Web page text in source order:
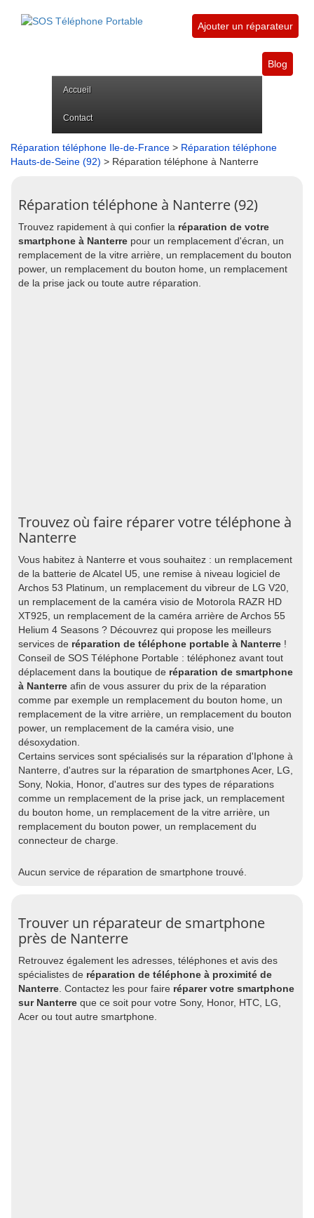
Ajouter un réparateur
Blog
Accueil
Contact
Réparation téléphone Ile-de-France > Réparation téléphone
Hauts-de-Seine (92) > Réparation téléphone à Nanterre
Réparation téléphone à Nanterre (92)
Trouvez rapidement à qui confier la réparation de votre
smartphone à Nanterre pour un remplacement d'écran, un
remplacement de la vitre arrière, un remplacement du bouton
power, un remplacement du bouton home, un remplacement
de la prise jack ou toute autre réparation.
Trouvez où faire réparer votre téléphone à
Nanterre
Vous habitez à Nanterre et vous souhaitez : un remplacement
de la batterie de Alcatel U5, une remise à niveau logiciel de
Archos 53 Platinum, un remplacement du vibreur de LG V20,
un remplacement de la caméra visio de Motorola RAZR HD
XT925, un remplacement de la caméra arrière de Archos 55
Helium 4 Seasons ? Découvrez qui propose les meilleurs
services de réparation de téléphone portable à Nanterre !
Conseil de SOS Téléphone Portable : téléphonez avant tout
déplacement dans la boutique de réparation de smartphone
à Nanterre afin de vous assurer du prix de la réparation
comme par exemple un remplacement du bouton home, un
remplacement de la vitre arrière, un remplacement du bouton
power, un remplacement de la caméra visio, une
désoxydation.
Certains services sont spécialisés sur la réparation d'Iphone à
Nanterre, d'autres sur la réparation de smartphones Acer, LG,
Sony, Nokia, Honor, d'autres sur des types de réparations
comme un remplacement de la prise jack, un remplacement
du bouton home, un remplacement de la vitre arrière, un
remplacement du bouton power, un remplacement du
connecteur de charge.
Aucun service de réparation de smartphone trouvé.
Trouver un réparateur de smartphone
près de Nanterre
Retrouvez également les adresses, téléphones et avis des
spécialistes de réparation de téléphone à proximité de
Nanterre . Contactez les pour faire réparer votre smartphone
sur Nanterre que ce soit pour votre Sony, Honor, HTC, LG,
Acer ou tout autre smartphone.